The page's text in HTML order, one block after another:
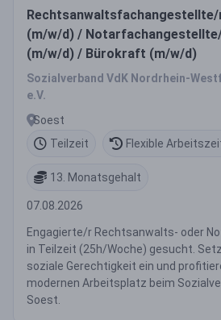
(m/w/d) /
(m/w/d) / Bürokraft (m/w/d)
Sozialverband VdK Nordrhein-
e.V.
Soest
Teilzeit
Flexible
13. Monatsgehalt
07.08.2026
Engagierte/r Rechtsanwalts- oder
in Teilzeit (25h/Woche) gesucht.
soziale Gerechtigkeit ein und
modernen Arbeitsplatz beim
Soest.